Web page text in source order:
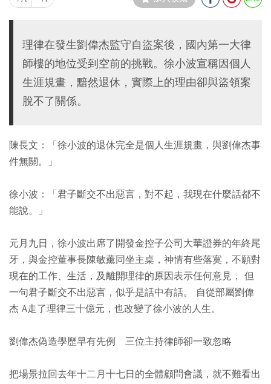
理律在發生劉偉杰監守自盜案後，國內第一大律
師樓的地位受到空前的挑戰。徐小波宣稱因個人
生涯規畫，黯然退休，實際上的理由卻與盜領案
脫不了關係。
陳長文：「徐小波的退休完全是個人生涯規畫，與劉偉杰事
件無關。」
徐小波：「君子斷交不出惡言，對不起，我現在什麼話都不
能說。」
元月九日，徐小波出席了開發金控子公司大華證券的年終尾
牙，與金控董事長陳敏薰同坐主桌，神情有些落寞，不願對
現在的工作、生活，及離開理律的原因表示任何意見， 但
一句君子斷交不出惡言，似乎是話中有話。 自從部屬劉偉
杰 A走了理律三十億元，也改變了徐小波的人生。
劉偉杰偽造學歷早有先例 三位主持律師卻一致忽略
把場景拉回去年十二月十七日的全體顧問會議，就不難看出